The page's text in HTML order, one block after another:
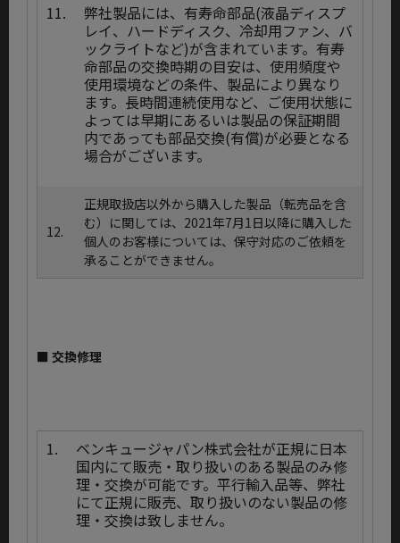
11.
弊社製品には、有寿命部品(液晶ディスプ
レイ、ハードディスク、冷却用ファン、バ
ックライトなど)が含まれています。有寿
命部品の交換時期の目安は、使用頻度や
使用環境などの条件、製品により異なり
ます。長時間連続使用など、ご使用状態に
よっては早期にあるいは製品の保証期間
内であっても部品交換(有償)が必要となる
場合がございます。
12.
正規取扱店以外から購入した製品（転売品を含
む）に関しては、2021年7月1日以降に購入した
個人のお客様については、保守対応のご依頼を
承ることができません。
■ 交換修理
1.
ベンキュージャパン株式会社が正規に日本
国内にて販売・取り扱いのある製品のみ修
理・交換が可能です。平行輸入品等、弊社
にて正規に販売、取り扱いのない製品の修
理・交換は致しません。